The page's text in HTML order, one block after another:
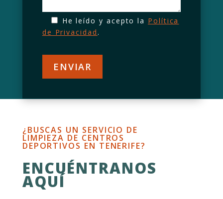
He leído y acepto la Política
de Privacidad .
¿BUSCAS UN SERVICIO DE
LIMPIEZA DE CENTROS
DEPORTIVOS EN TENERIFE?
ENCUÉNTRANOS
AQUÍ